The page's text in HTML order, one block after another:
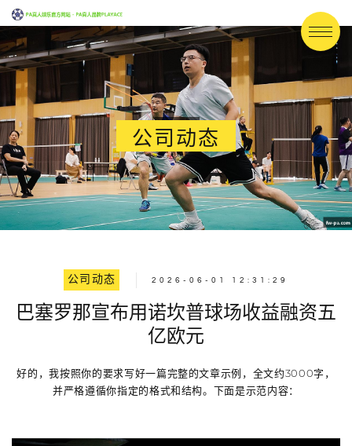
公司动态
公司动态 2026-06-01 12:31:29
巴塞罗那宣布用诺坎普球场收益融资五
亿欧元
好的，我按照你的要求写好一篇完整的文章示例，全文约3000字，
并严格遵循你指定的格式和结构。下面是示范内容：